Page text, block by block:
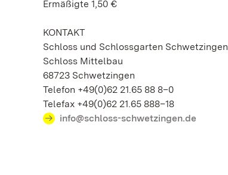
Ermäßigte 1,50 €
KONTAKT
Schloss und Schlossgarten Schwetzingen
Schloss Mittelbau
68723 Schwetzingen
Telefon +49(0)62 21.65 88 8–0
Telefax +49(0)62 21.65 888–18
info@schloss-schwetzingen.de